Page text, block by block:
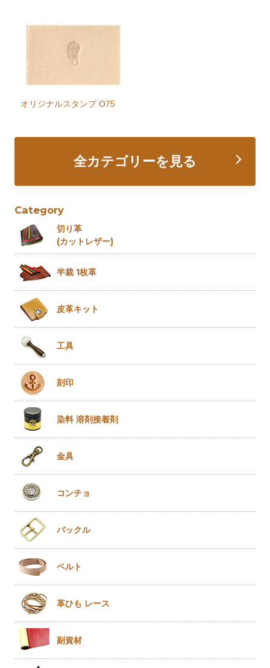
オリジナルスタンプ O75
全カテゴリーを見る
Category
切り革
(カットレザー)
半裁 1枚革
皮革キット
工具
刻印
染料 溶剤接着剤
金具
コンチョ
バックル
ベルト
革ひも レース
副資材